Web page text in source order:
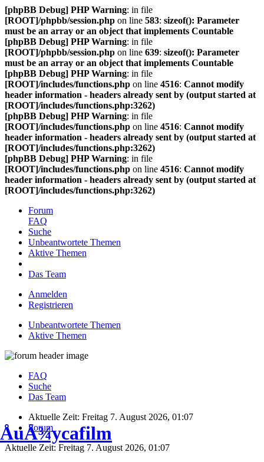
[phpBB Debug] PHP Warning: in file
[ROOT]/phpbb/session.php on line 583: sizeof(): Parameter
must be an array or an object that implements Countable
[phpBB Debug] PHP Warning: in file
[ROOT]/phpbb/session.php on line 639: sizeof(): Parameter
must be an array or an object that implements Countable
[phpBB Debug] PHP Warning: in file
[ROOT]/includes/functions.php on line 4516: Cannot modify
header information - headers already sent by (output started at
[ROOT]/includes/functions.php:3262)
[phpBB Debug] PHP Warning: in file
[ROOT]/includes/functions.php on line 4516: Cannot modify
header information - headers already sent by (output started at
[ROOT]/includes/functions.php:3262)
[phpBB Debug] PHP Warning: in file
[ROOT]/includes/functions.php on line 4516: Cannot modify
header information - headers already sent by (output started at
[ROOT]/includes/functions.php:3262)
Forum
FAQ
Suche
Unbeantwortete Themen
Aktive Themen
Das Team
Anmelden
Registrieren
Unbeantwortete Themen
Aktive Themen
ÅuÅ¾ycafilm
FAQ
Suche
Das Team
Aktuelle Zeit: Freitag 7. August 2026, 01:07
Forum
Aktuelle Zeit: Freitag 7. August 2026, 01:07